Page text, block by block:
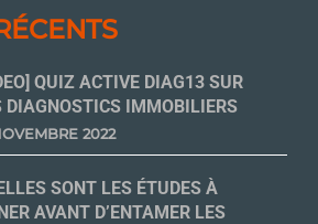
QUIZ ACTIVE DIAG13 SUR
DIAGNOSTICS IMMOBILIERS
2022
SONT LES ÉTUDES À
AVANT D’ENTAMER LES